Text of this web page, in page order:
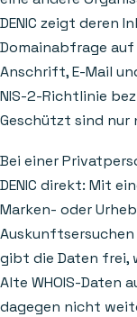
DENIC zeigt deren
Domainabfrage auf
Anschrift, E-Mail
NIS-2-Richtlinie
Geschützt sind nur
Bei einer
DENIC direkt: Mit
Marken- oder
Auskunftsersuchen
gibt die Daten frei,
Alte WHOIS-Daten
dagegen nicht